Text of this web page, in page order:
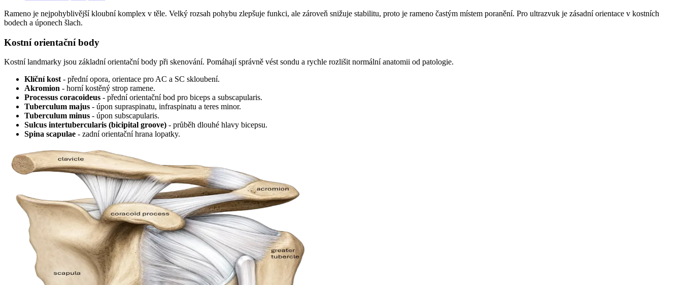
Rameno je nejpohyblivější kloubní komplex v těle. Velký rozsah pohybu zlepšuje funkci, ale zároveň snižuje stabilitu, proto je rameno častým místem poranění. Pro ultrazvuk je zásadní orientace v kostních
bodech a úponech šlach.
Kostní orientační body
Kostní landmarky jsou základní orientační body při skenování. Pomáhají správně vést sondu a rychle rozlišit normální anatomii od patologie.
Klíční kost - přední opora, orientace pro AC a SC skloubení.
Akromion - horní kostěný strop ramene.
Processus coracoideus - přední orientační bod pro biceps a subscapularis.
Tuberculum majus - úpon supraspinatu, infraspinatu a teres minor.
Tuberculum minus - úpon subscapularis.
Sulcus intertubercularis (bicipital groove) - průběh dlouhé hlavy bicepsu.
Spina scapulae - zadní orientační hrana lopatky.